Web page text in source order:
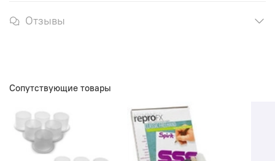
Отзывы
Сопутствующие товары